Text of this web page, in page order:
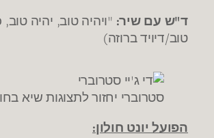
ד"ש עם שיר: "ויהיה טוב, יהיה טוב,
טוב/דיויד ברוזה)
סטרוברי יחזור לתצוגות שיא
הפועל יונט חולון: